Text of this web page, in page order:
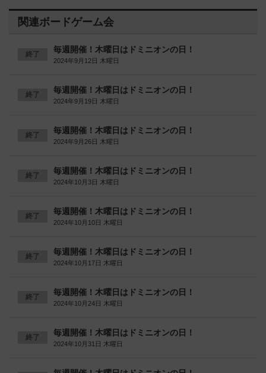
関連ボードゲーム会
終了 毎週開催！木曜日はドミニオンの日！
2024年9月12日 木曜日
終了 毎週開催！木曜日はドミニオンの日！
2024年9月19日 木曜日
終了 毎週開催！木曜日はドミニオンの日！
2024年9月26日 木曜日
終了 毎週開催！木曜日はドミニオンの日！
2024年10月3日 木曜日
終了 毎週開催！木曜日はドミニオンの日！
2024年10月10日 木曜日
終了 毎週開催！木曜日はドミニオンの日！
2024年10月17日 木曜日
終了 毎週開催！木曜日はドミニオンの日！
2024年10月24日 木曜日
終了 毎週開催！木曜日はドミニオンの日！
2024年10月31日 木曜日